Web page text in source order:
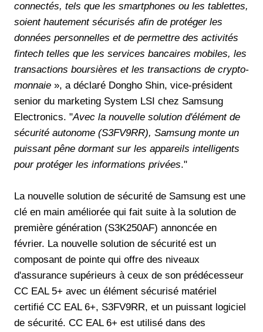
connectés, tels que les smartphones ou les tablettes,
soient hautement sécurisés afin de protéger les
données personnelles et de permettre des activités
fintech telles que les services bancaires mobiles, les
transactions boursières et les transactions de crypto-
monnaie », a déclaré Dongho Shin, vice-président
senior du marketing System LSI chez Samsung
Electronics. "Avec la nouvelle solution d'élément de
sécurité autonome (S3FV9RR), Samsung monte un
puissant pêne dormant sur les appareils intelligents
pour protéger les informations privées."
La nouvelle solution de sécurité de Samsung est une
clé en main améliorée qui fait suite à la solution de
première génération (S3K250AF) annoncée en
février. La nouvelle solution de sécurité est un
composant de pointe qui offre des niveaux
d'assurance supérieurs à ceux de son prédécesseur
CC EAL 5+ avec un élément sécurisé matériel
certifié CC EAL 6+, S3FV9RR, et un puissant logiciel
de sécurité. CC EAL 6+ est utilisé dans des